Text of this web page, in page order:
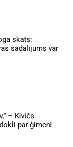
skats:
sadalījums var
– Kivičs
par ģimeni